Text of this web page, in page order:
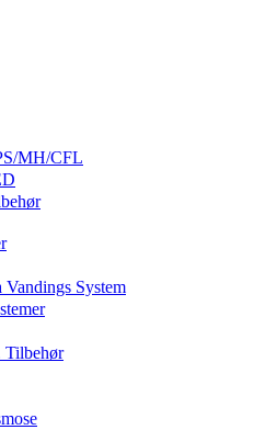
MH/CFL
Vandings System
Tilbehør